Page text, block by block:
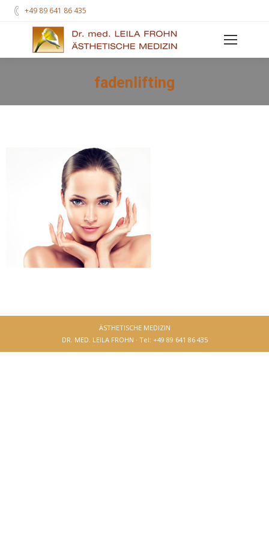
+49 89 641 86 435
fadenlifting
ÄSTHETISCHE MEDIZIN
DR. MED. LEILA FROHN · Tel: +49 89 641 86 435